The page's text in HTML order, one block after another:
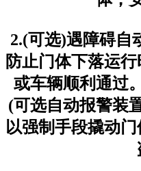
2.(可选)遇障碍自
防止门体下落运
或车辆顺利通过
(可选自动报警装
以强制手段撬动